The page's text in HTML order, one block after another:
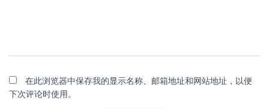
在此浏览器中保存我的显示名称、邮箱地址和网站地址，以便
下次评论时使用。